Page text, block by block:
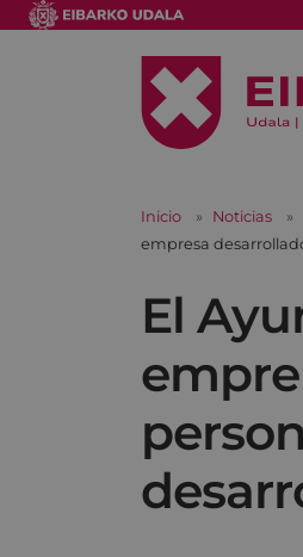
Inicio Noticias
empresa
El